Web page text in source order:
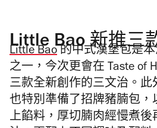
Little Bao 新推三
Little Bao 的中式漢堡包是
之一，今次更會在 Taste of
三款全新創作的三文治。此
也特別準備了招牌豬腩包，
上餡料，厚切腩肉經慢煮後